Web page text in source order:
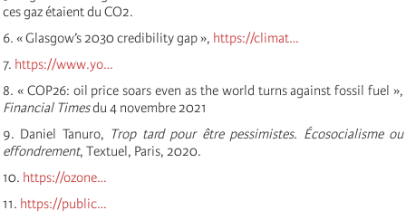
ces gaz étaient du CO2.
6. « Glasgow’s 2030 credibility gap », https://climat…
7. https://www.yo…
8. « COP26: oil price soars even as the world turns against fossil fuel »,
Financial Timesdu 4 novembre 2021
9. Daniel Tanuro, Trop tard pour être pessimistes. Écosocialisme ou
effondrement, Textuel, Paris, 2020.
10. https://ozone…
11. https://public…